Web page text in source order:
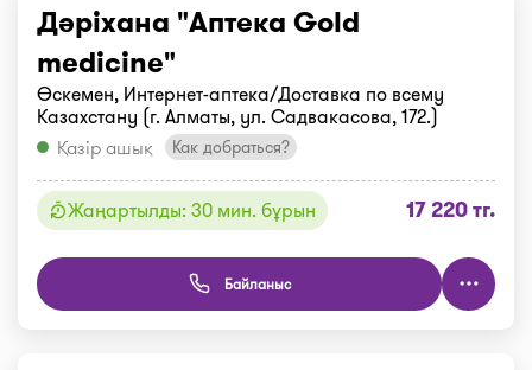
Дәріхана "Аптека Gold
medicine"
Өскемен, Интернет-аптека/Доставка по всему
Казахстану (г. Алматы, ул. Садвакасова, 172.)
Қазір ашық
Как добраться?
Жаңартылды: 30 мин. бұрын 17 220 тг.
Байланыс